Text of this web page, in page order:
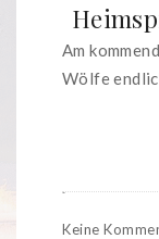
Am
Wölfe
Keine